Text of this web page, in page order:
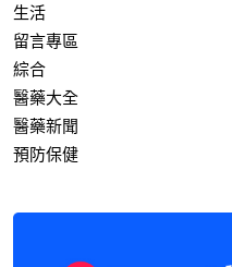
生活
留言專區
綜合
醫藥大全
醫藥新聞
預防保健